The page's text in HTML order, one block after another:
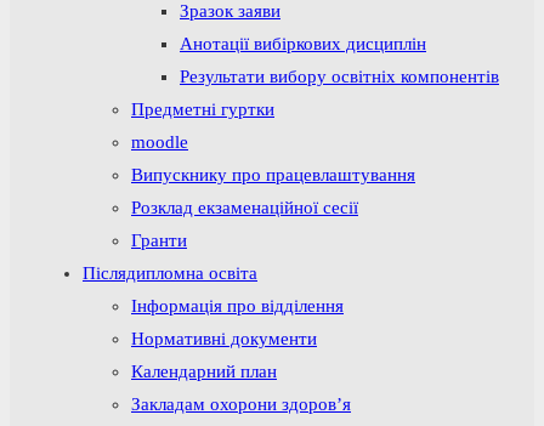
Зразок заяви
Анотації вибіркових дисциплін
Результати вибору освітніх компонентів
Предметні гуртки
moodle
Випускнику про працевлаштування
Розклад екзаменаційної сесії
Гранти
Післядипломна освіта
Інформація про відділення
Нормативні документи
Календарний план
Закладам охорони здоров’я